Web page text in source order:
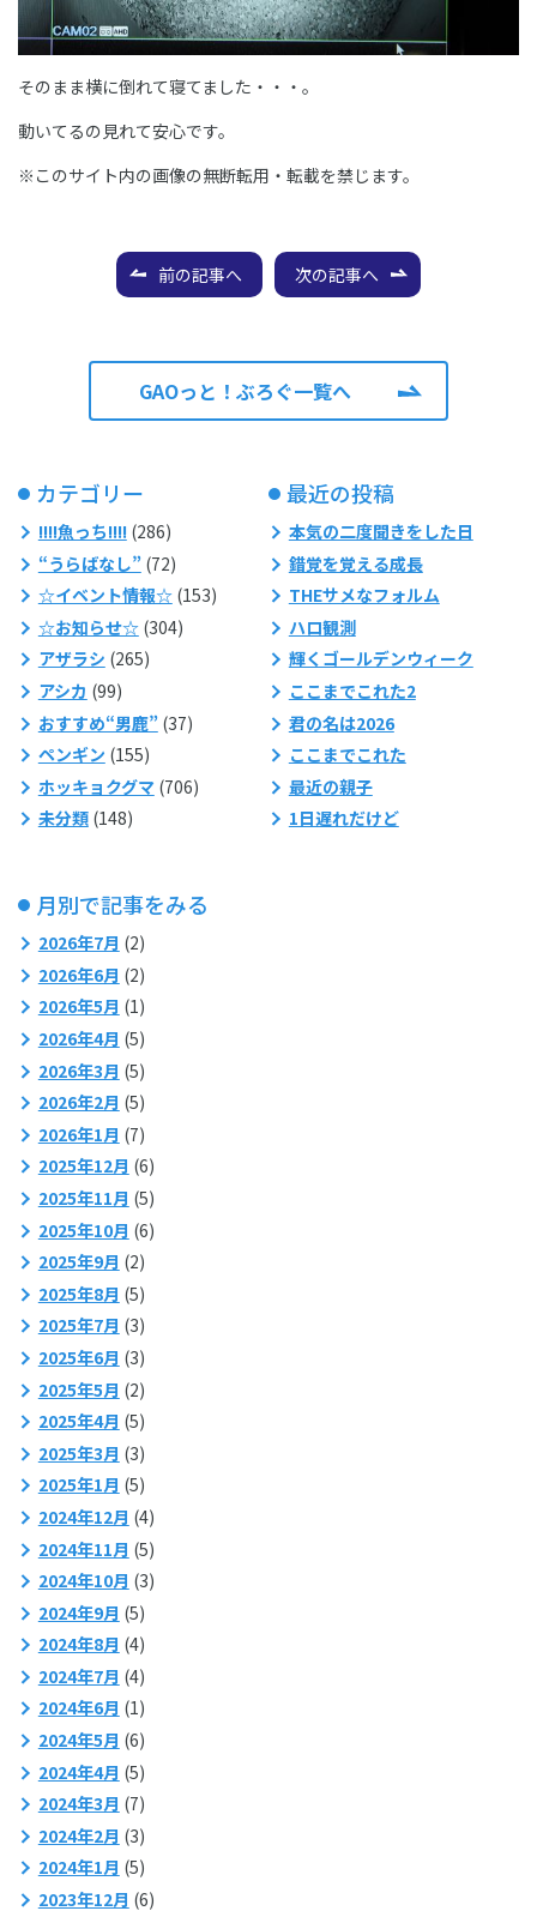
そのまま横に倒れて寝てました・・・。
動いてるの見れて安心です。
※このサイト内の画像の無断転用・転載を禁じます。
前の記事へ 次の記事へ
GAOっと！ぶろぐ一覧へ
カテゴリー
!!!!魚っち!!!!(286)
“うらばなし”(72)
☆イベント情報☆(153)
☆お知らせ☆(304)
アザラシ (265)
アシカ (99)
おすすめ“男鹿”(37)
ペンギン (155)
ホッキョクグマ (706)
未分類(148)
最近の投稿
本気の二度聞きをした日
錯覚を覚える成長
THEサメなフォルム
ハロ観測
輝くゴールデンウィーク
ここまでこれた2
君の名は2026
ここまでこれた
最近の親子
1日遅れだけど
月別で記事をみる
2026年7月 (2)
2026年6月 (2)
2026年5月 (1)
2026年4月 (5)
2026年3月 (5)
2026年2月 (5)
2026年1月 (7)
2025年12月 (6)
2025年11月 (5)
2025年10月 (6)
2025年9月 (2)
2025年8月 (5)
2025年7月 (3)
2025年6月 (3)
2025年5月 (2)
2025年4月 (5)
2025年3月 (3)
2025年1月 (5)
2024年12月 (4)
2024年11月 (5)
2024年10月 (3)
2024年9月 (5)
2024年8月 (4)
2024年7月 (4)
2024年6月 (1)
2024年5月 (6)
2024年4月 (5)
2024年3月 (7)
2024年2月 (3)
2024年1月 (5)
2023年12月 (6)